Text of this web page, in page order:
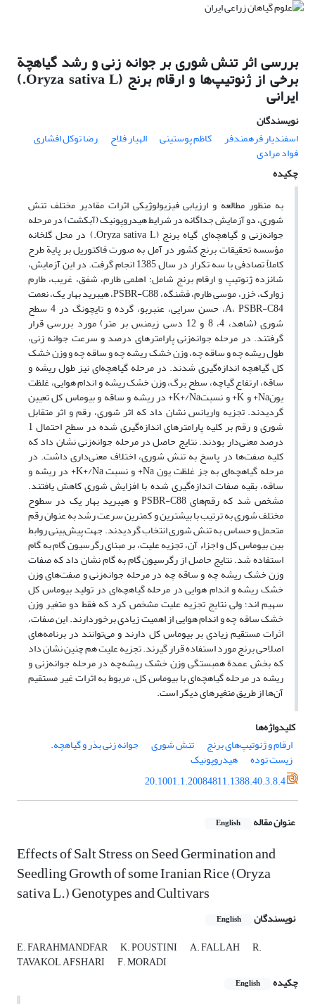
بررسی اثر تنش شوری بر جوانه زنی و رشد گیاهچة
برخی از ژنوتیپ‌ها و ارقام برنج (Oryza sativa L.)
ایرانی
نویسندگان
اسفندیار فرهمندفر
کاظم پوستینی الهیار فلاح رضا توکل افشاری
فواد مرادی
چکیده
به منظور مطالعه و ارزیابی فیزیولوژیکی اثرات مقادیر مختلف تنش
شوری، دو آزمایش جداگانه در شرایط هیدروپونیک (آبکشت) در مرحله
جوانه‌زنی و گیاهچه‌ای گیاه برنج (Oryza sativa L.) در محل گلخانه
مؤسسه تحقیقات برنج کشور در آمل به صورت فاکتوریل بر پایة طرح
کاملاً تصادفی با سه تکرار در سال 1385 انجام گرفت. در این آزمایش،
شانزده ژنوتیپ و ارقام برنج شامل: اهلمی طارم، شفق، غریب، طارم
زوارک، خزر، موسی طارم، قشنگه، PSBR-C88، هیبرید بهار یک، نعمت
A، PSBR-C84، حسن سرایی، عنبربو، گرده و تایچونگ در 4 سطح
شوری (شاهد، 4، 8 و 12 دسی زیمنس بر متر) مورد بررسی قرار
گرفتند. در مرحله جوانه‌زنی پارامترهای درصد و سرعت جوانه زنی،
طول ریشه چه و ساقه چه، وزن خشک ریشه چه و ساقه چه و وزن خشک
کل گیاهچه اندازه‌گیری شدند. در مرحله گیاهچه‌ای نیز طول ریشه و
ساقه، ارتفاع گیاچه، سطح برگ، وزن خشک ریشه و اندام هوایی، غلظت
یونNa+ و K+ و نسبتK+/Na+ در ریشه و ساقه و بیوماس کل تعیین
گردیدند. تجزیه واریانس نشان داد که اثر شوری، رقم و اثر متقابل
شوری و رقم بر کلیه پارامترهای اندازه‌گیری شده در سطح احتمال 1
درصد معنی‌دار بودند. نتایج حاصل در مرحله جوانه‌زنی نشان داد که
کلیه صفت‌ها در پاسخ به تنش شوری، اختلاف معنی‌داری داشت. در
مرحله گیاهچه‌ای به جز غلظت یون Na+ و نسبت K+/Na+ در ریشه و
ساقه، بقیه صفات اندازه‌گیری شده با افزایش شوری کاهش یافتند.
مشخص شد که رقم‌های PSBR-C88 و هیبرید بهار یک در سطوح
مختلف شوری به ترتیب با بیشترین و کمترین سرعت رشد به عنوان رقم
متحمل و حساس به تنش شوری انتخاب گردیدند. جهت پیش‌بینی روابط
بین بیوماس کل و اجزاء آن، تجزیه علیت، بر مبنای رگرسیون گام به گام
استفاده شد. نتایج حاصل از رگرسیون گام به گام نشان داد که صفات
وزن خشک ریشه چه و ساقه چه در مرحله جوانه‌زنی و صفت‌های وزن
خشک ریشه و اندام هوایی در مرحله گیاهچه‌ای در تولید بیوماس کل
سهیم اند؛ ولی نتایج تجزیه علیت مشخص کرد که فقط دو متغیر وزن
خشک ساقه چه و اندام هوایی از اهمیت زیادی برخوردارند. این صفات،
اثرات مستقیم زیادی بر بیوماس کل دارند و می‌توانند در برنامه‌های
اصلاحی برنج مورد استفاده قرار گیرند. تجزیه علیت هم چنین نشان داد
که بخش عمدة همبستگی وزن خشک ریشه‌چه در مرحله جوانه‌زنی و
ریشه در مرحله گیاهچه‌ای با بیوماس کل، مربوط به اثرات غیر مستقیم
آن‌ها از طریق متغیرهای دیگر است.
کلیدواژه‌ها
ارقام و ژنوتیپ‌های برنج
تنش شوری جوانه زنی بذر و گیاهچه‌.
زیست توده
هیدروپونیک
20.1001.1.20084811.1388.40.3.8.4
عنوان مقاله English
Effects of Salt Stress on Seed Germination and
Seedling Growth of some Iranian Rice (Oryza
sativa L.) Genotypes and Cultivars
نویسندگان English
E. FARAHMANDFAR K. POUSTINI A. FALLAH R.
TAVAKOL AFSHARI
F. MORADI
چکیده
English